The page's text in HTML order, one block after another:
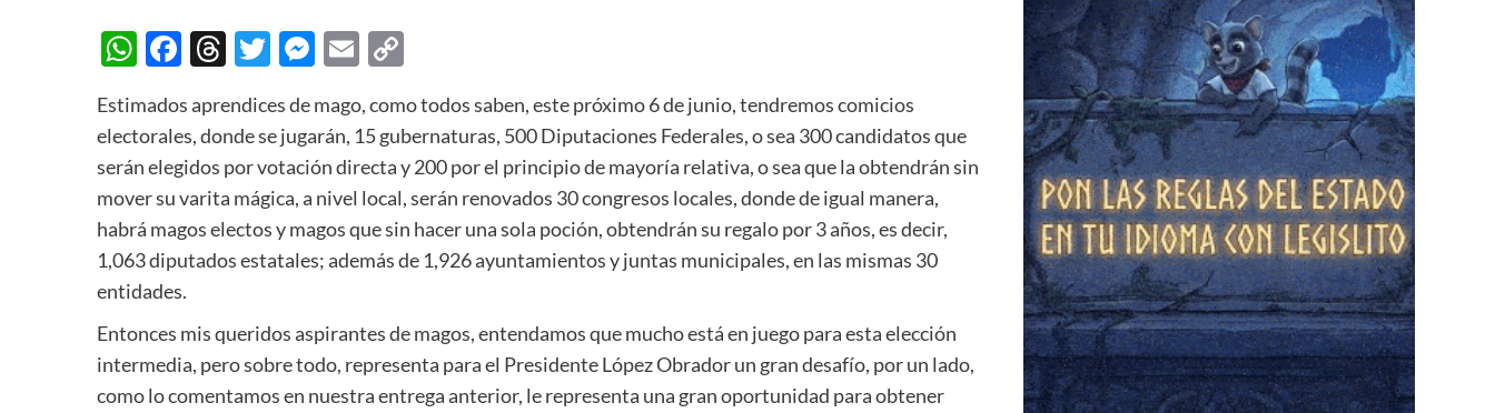
WhatsApp
Facebook
Threads
Twitter
Messenger
Email
Estimados aprendices de mago, como todos saben, este próximo 6 de junio, tendremos comicios
electorales, donde se jugarán, 15 gubernaturas, 500 Diputaciones Federales, o sea 300 candidatos que
serán elegidos por votación directa y 200 por el principio de mayoría relativa, o sea que la obtendrán sin
mover su varita mágica, a nivel local, serán renovados 30 congresos locales, donde de igual manera,
habrá magos electos y magos que sin hacer una sola poción, obtendrán su regalo por 3 años, es decir,
1,063 diputados estatales; además de 1,926 ayuntamientos y juntas municipales, en las mismas 30
entidades.
Entonces mis queridos aspirantes de magos, entendamos que mucho está en juego para esta elección
intermedia, pero sobre todo, representa para el Presidente López Obrador un gran desafío, por un lado,
como lo comentamos en nuestra entrega anterior, le representa una gran oportunidad para obtener
❄
❄